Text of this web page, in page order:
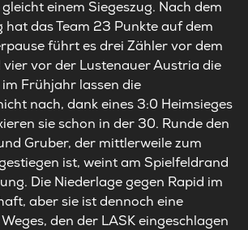
einem Siegeszug. Nach dem
hat das Team 23 Punkte auf dem
führt es drei Zähler vor dem
vier vor der Lustenauer Austria die
Frühjahr lassen die
nach, dank eines 3:0 Heimsieges
sie schon in der 30. Runde den
Gruber, der mittlerweile zum
ist, weint am Spielfeldrand
Die Niederlage gegen Rapid im
aber sie ist dennoch eine
den der LASK eingeschlagen